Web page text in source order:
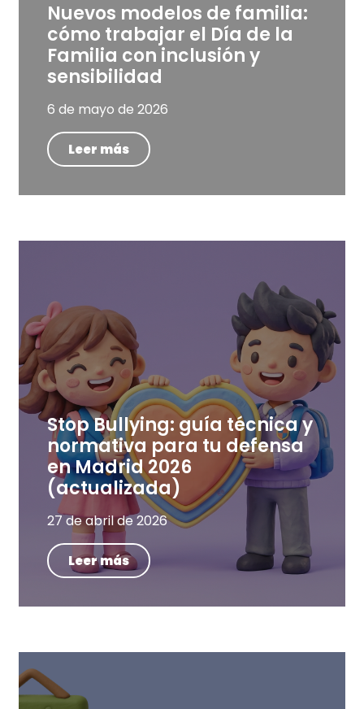
Nuevos modelos de familia:
cómo trabajar el Día de la
Familia con inclusión y
sensibilidad
6 de mayo de 2026
Leer más
Stop Bullying: guía técnica y
normativa para tu defensa
en Madrid 2026
(actualizada)
27 de abril de 2026
Leer más